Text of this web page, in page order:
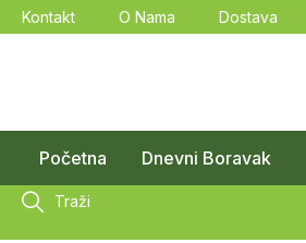
Kontakt O Nama Dostava
Početna Dnevni Boravak
Traži